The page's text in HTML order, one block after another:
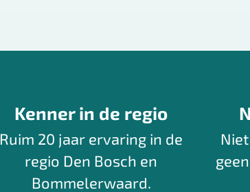
Kenner in de regio
Ruim 20 jaar ervaring in de
regio Den Bosch en
Bommelerwaard.